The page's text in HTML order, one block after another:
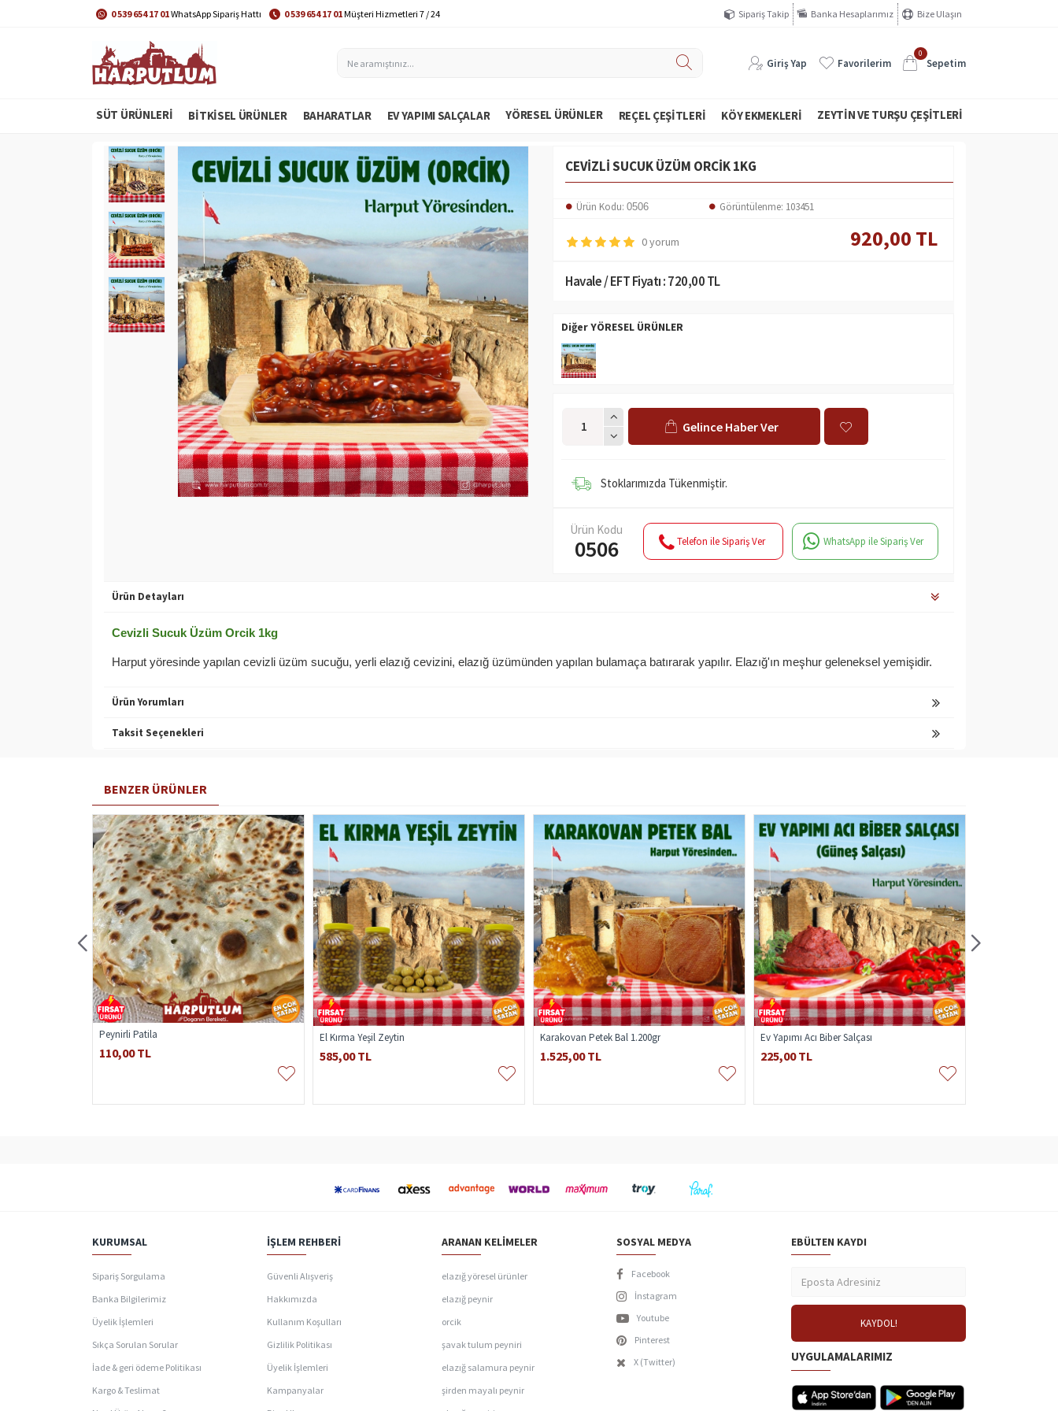
0 539 654 17 01WhatsApp Sipariş Hattı 0 539 654 17 01Müşteri Hizmetleri 7 / 24 Sipariş Takip Banka Hesaplarımız Bize Ulaşın
Giriş Yap Favorilerim
0
Sepetim
SÜT ÜRÜNLERİ BITKISEL ÜRÜNLER BAHARATLAR EV YAPIMI SALÇALAR YÖRESEL ÜRÜNLER REÇEL ÇEŞITLERI KÖY EKMEKLERI ZEYTIN VE TURŞU ÇEŞITLERI
CEVIZLI SUCUK ÜZÜM ORCIK 1KG
Ürün Kodu: 0506 Görüntülenme: 103451
0 yorum 920,00 TL
Havale / EFT Fiyatı :720,00 TL
Diğer YÖRESEL ÜRÜNLER
Gelince Haber Ver
Stoklarımızda Tükenmiştir.
Ürün Kodu
0506 Telefon ile Sipariş Ver WhatsApp ile Sipariş Ver
Ürün Detayları
Cevizli Sucuk Üzüm Orcik 1kg
Harput yöresinde yapılan cevizli üzüm sucuğu, yerli elazığ cevizini, elazığ üzümünden yapılan bulamaça batırarak yapılır. Elazığ'ın meşhur geleneksel yemişidir.
Ürün Yorumları
Taksit Seçenekleri
BENZER ÜRÜNLER
Peynirli Patila
110,00 TL
El Kırma Yeşil Zeytin
585,00 TL
Karakovan Petek Bal 1.200gr
1.525,00 TL
Ev Yapımı Acı Biber Salçası
225,00 TL
KURUMSAL
Sipariş Sorgulama
Banka Bilgilerimiz
Üyelik İşlemleri
Sıkça Sorulan Sorular
İade & geri ödeme Politikası
Kargo & Teslimat
İŞLEM REHBERI
Güvenli Alışveriş
Hakkımızda
Kullanım Koşulları
Gizlilik Politikası
Üyelik İşlemleri
Kampanyalar
ARANAN KELIMELER
elazığ yöresel ürünler
elazığ peynir
orcik
şavak tulum peyniri
elazığ salamura peynir
şirden mayalı peynir
SOSYAL MEDYA
Facebook
İnstagram
Youtube
Pinterest
X (Twitter)
EBÜLTEN KAYDI
UYGULAMALARIMIZ